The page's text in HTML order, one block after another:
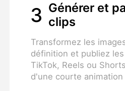
3 Générer et
clips
Transformez les
définition et publiez
TikTok, Reels ou
d'une courte animation